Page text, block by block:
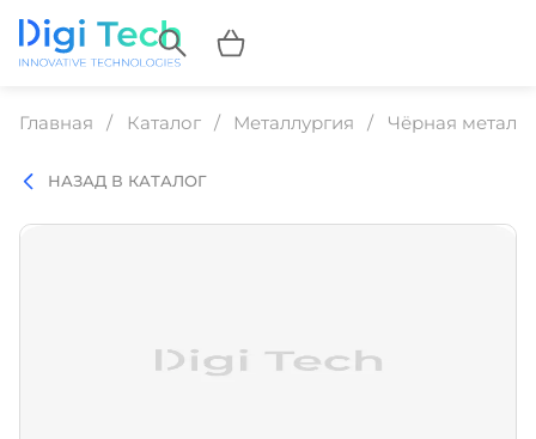
Главная Каталог Металлургия Чёрная
НАЗАД В КАТАЛОГ